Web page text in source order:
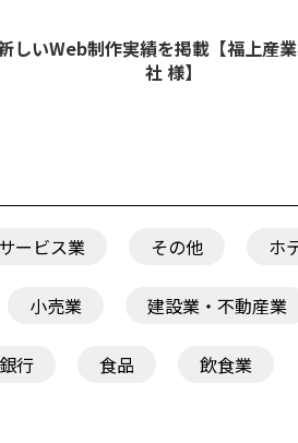
しいWeb制作実績を掲載【福上産
社 様】
サービス業 その他 ホ
小売業 建設業・不動産業
行 食品 飲食業